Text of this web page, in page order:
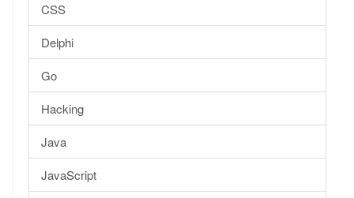
CSS
Delphi
Go
Hacking
Java
JavaScript